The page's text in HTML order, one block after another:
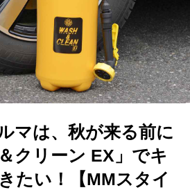
マは、秋が来る前に
クリーン EX」でキ
たい！【MMスタイ